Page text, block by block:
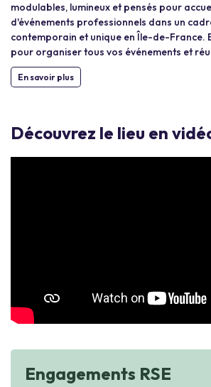
modulables, lumineux et pensés pour
d'événements professionnels dans un
contemporain et unique en Île-de-France.
pour organiser tous vos événements et
En savoir plus
Découvrez le lieu en
Engagements RSE